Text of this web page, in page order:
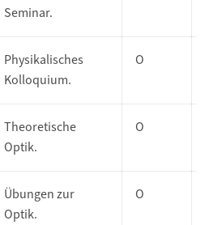
Seminar.
Physikalisches
Kolloquium.
O
Theoretische
Optik.
O
Übungen zur
Optik.
O